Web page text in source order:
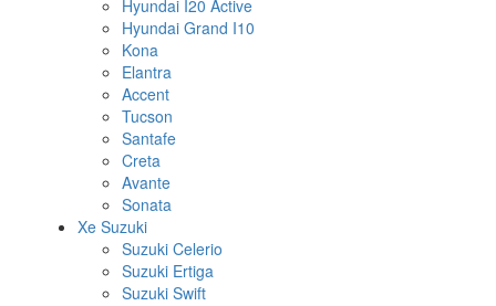
Hyundai I20 Active
Hyundai Grand I10
Kona
Elantra
Accent
Tucson
Santafe
Creta
Avante
Sonata
Xe Suzuki
Suzuki Celerio
Suzuki Ertiga
Suzuki Swift